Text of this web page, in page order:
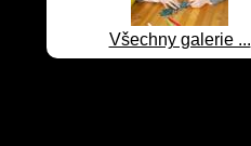
Všechny galerie ...